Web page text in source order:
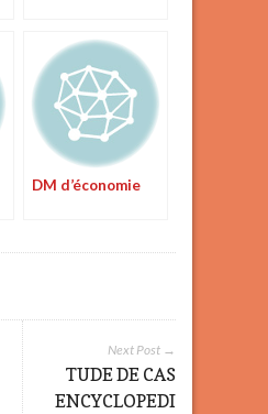
DM d’économie
Next Post →
TUDE DE CAS
ENCYCLOPEDI